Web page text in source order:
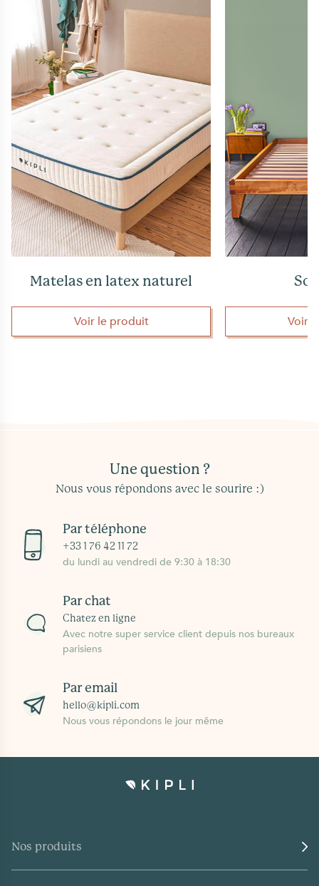
Matelas en latex naturel
Voir le produit Voir
Une question ?
Nous vous répondons avec le sourire :)
Par téléphone
+33 1 76 42 11 72
du lundi au vendredi de 9:30 à 18:30
Par chat
Chatez en ligne
Avec notre super service client depuis nos bureaux
parisiens
Par email
hello@kipli.com
Nous vous répondons le jour même
Nos produits